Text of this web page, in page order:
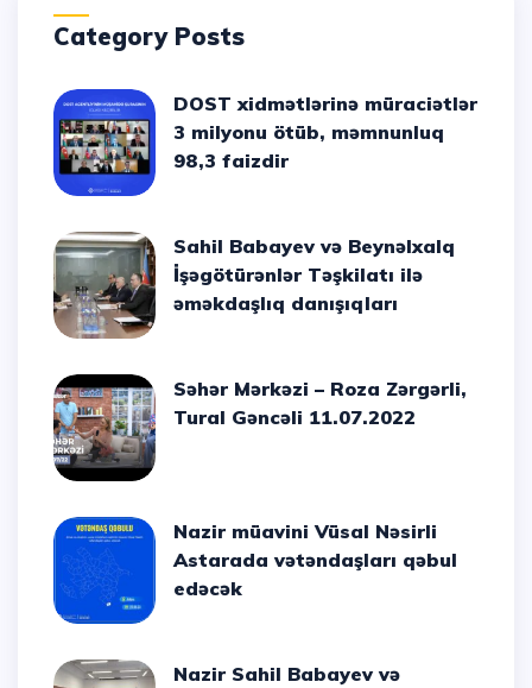
Category Posts
DOST xidmətlərinə müraciətlər
3 milyonu ötüb, məmnunluq
98,3 faizdir
Sahil Babayev və Beynəlxalq
İşəgötürənlər Təşkilatı ilə
əməkdaşlıq danışıqları
Səhər Mərkəzi – Roza Zərgərli,
Tural Gəncəli 11.07.2022
Nazir müavini Vüsal Nəsirli
Astarada vətəndaşları qəbul
edəcək
Nazir Sahil Babayev və